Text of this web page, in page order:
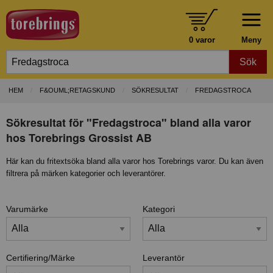
Meny
0 varor
Sök
HEM F&OUML;RETAGSKUND SÖKRESULTAT FREDAGSTROCA
Sökresultat för "Fredagstroca" bland alla varor
hos Torebrings Grossist AB
Här kan du fritextsöka bland alla varor hos Torebrings varor. Du kan även
filtrera på märken kategorier och leverantörer.
Varumärke Kategori
Certifiering/Märke Leverantör